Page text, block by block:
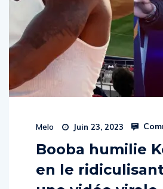
Melo Juin 23, 2023
Booba humilie
en le